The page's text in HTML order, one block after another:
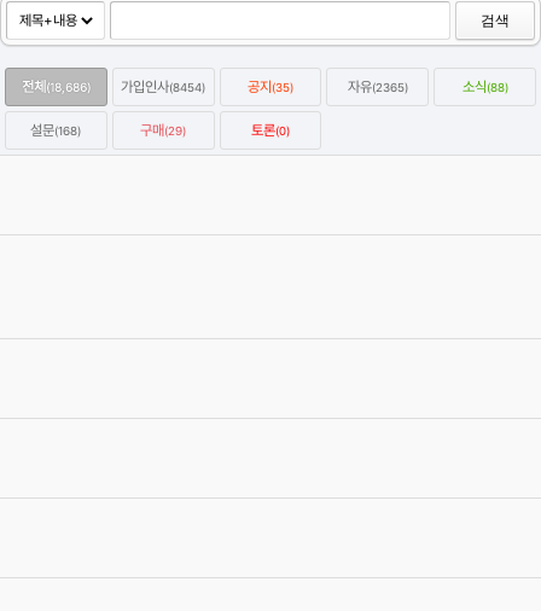
검색
전체 (18,686) 가입인사(8454) 공지 (35) 자유(2365) 소식(88)
설문(168) 구매(29) 토론(0)